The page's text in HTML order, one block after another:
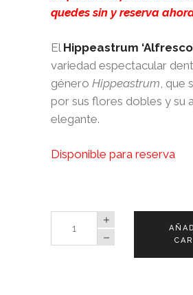
quedes sin y reserva
El Hippeastrum
variedad espectacular
género Hippeastrum, que
por sus flores dobles y su
elegante.
Disponible para reserva
Hippeastrum